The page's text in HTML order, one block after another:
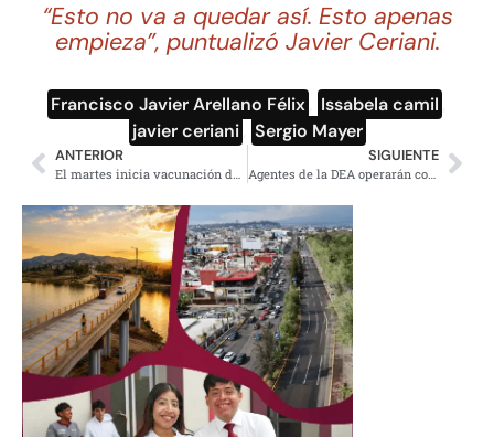
“Esto no va a quedar así. Esto apenas
empieza”, puntualizó Javier Ceriani.
Francisco Javier Arellano Félix Issabela camil
javier ceriani
Sergio Mayer
ANTERIOR SIGUIENTE
Agentes de la DEA operarán con pleno respeto a soberanía: AMLO